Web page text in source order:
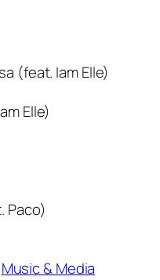
(feat. Iam Elle)
Elle)
Paco)
Music & Media